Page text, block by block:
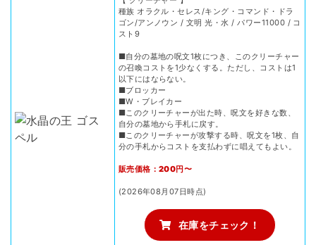
種族 オラクル・セレス/キング・コマンド・ドラ
ゴン/アンノウン / 文明 光・水 / パワー11000 / コ
スト9
■自分の墓地の呪文1枚につき、このクリーチャー
の召喚コストを1少なくする。ただし、コストは1
以下にはならない。
■ブロッカー
■W・ブレイカー
■このクリーチャーが出た時、呪文を好きな数、
自分の墓地から手札に戻す。
■このクリーチャーが攻撃する時、呪文を1枚、自
分の手札からコストを支払わずに唱えてもよい。
販売価格：200円〜
(2026年08月07日時点)
在庫をチェック！